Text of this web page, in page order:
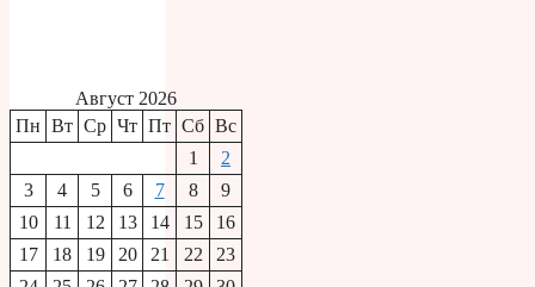
Август 2026
Пн Вт Ср Чт Пт Сб Вс
1
2
3
4 5 6 7 8
9
10
11 12 13 14 15
16
17
18 19 20 21 22
23